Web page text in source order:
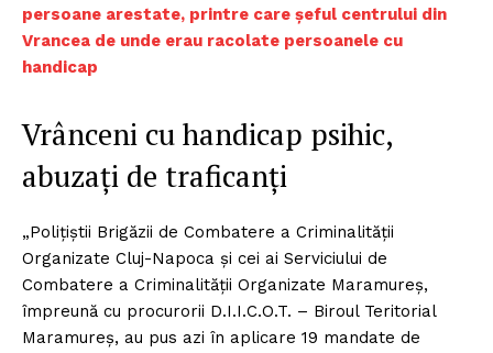
persoane arestate, printre care șeful centrului din
Vrancea de unde erau racolate persoanele cu
handicap
Vrânceni cu handicap psihic,
abuzați de traficanți
„Polițiștii Brigăzii de Combatere a Criminalității
Organizate Cluj-Napoca și cei ai Serviciului de
Combatere a Criminalității Organizate Maramureș,
împreună cu procurorii D.I.I.C.O.T. – Biroul Teritorial
Maramureș, au pus azi în aplicare 19 mandate de